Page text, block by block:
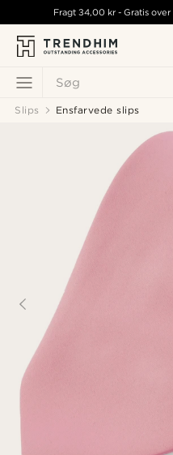
Søg
Fragt34,00 kr - Gratis over
Slips Ensfarvede slips